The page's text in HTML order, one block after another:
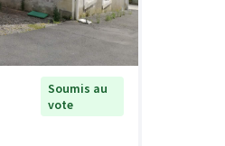
Soumis au
vote